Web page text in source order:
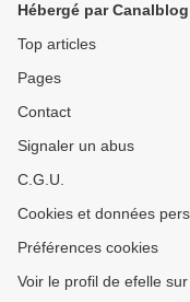
Hébergé par Canalblog
Top articles
Pages
Contact
Signaler un abus
C.G.U.
Cookies et données
Préférences cookies
Voir le profil de efelle